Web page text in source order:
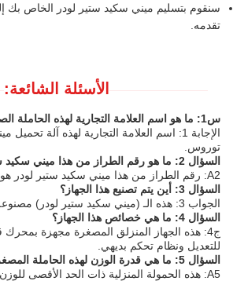
سنقوم بتسليم ميني سكيد ستير لودر الخاص بك
تقدمه.
الأسئلة الشائعة:
س1: ما هو اسم العلامة التجارية لهذه الحاملة الصغيرة؟
الإجابة 1: اسم العلامة التجارية لهذه آلة
توروس.
السؤال 2: ما هو رقم الطراز من هذا ميني سكيد ستير لودر؟
A2: رقم الطراز من هذا ميني سكيد ستير لودر هو TRS-380W.
السؤال 3: أين يتم تصنيع هذا الجهاز؟
الجواب 3: هذه الـ (ميني سكيد ستير لودر) مصنوعة في الصين.
السؤال 4: ما هي خصائص هذا الجهاز؟
ج4: هذه الجهاز المنزلق المصغرة مجهزة بمحرك
للتعديل ونظام تحكم بديهي.
السؤال 5: ما هي قدرة الوزن لهذه الحاملة المصغرة؟
A5: هذه الحمولة المنزلية ذات الحد الأقصى للوزن 380 كجم.